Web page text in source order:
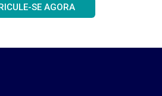
SE AGORA